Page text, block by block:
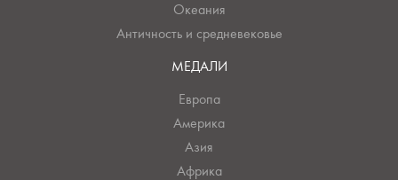
Океания
Античность и средневековье
МЕДАЛИ
Европа
Америка
Азия
Африка